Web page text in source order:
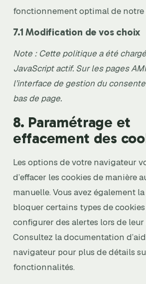
fonctionnement optimal de notre
7.1 Modification de vos choix
Note : Cette politique a été
JavaScript actif. Sur les pages
l’interface de gestion du
bas de page.
8. Paramétrage et
effacement des
Les options de votre navigateur
d’effacer les cookies de manière
manuelle. Vous avez également
bloquer certains types de
configurer des alertes lors de
Consultez la documentation
navigateur pour plus de détails
fonctionnalités.